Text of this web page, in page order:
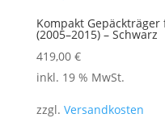
Kompakt
(2005–2015) – Schwarz
419,00 €
inkl. 19 % MwSt.
zzgl. Versandkosten